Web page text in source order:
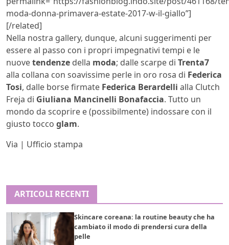
moda-donna-primavera-estate-2017-w-il-giallo”]
[/related]
Nella nostra gallery, dunque, alcuni suggerimenti per
essere al passo con i propri impegnativi tempi e le
nuovetendenze della moda; dalle scarpe di Trenta7
alla collana con soavissime perle in oro rosa di Federica
Tosi, dalle borse firmate Federica Berardelli alla Clutch
Freja di Giuliana Mancinelli Bonafaccia. Tutto un
mondo da scoprire e (possibilmente) indossare con il
giusto tocco glam.
Via | Ufficio stampa
ARTICOLI RECENTI
Skincare coreana: la routine beauty che ha
cambiato il modo di prendersi cura della
pelle